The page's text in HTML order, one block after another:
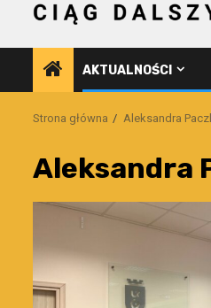
AKTUALNOŚCI
Strona główna Aleksandra
Aleksandra